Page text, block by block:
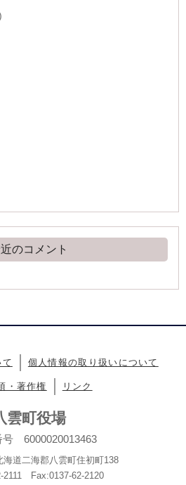
のコメント
個人情報の取り扱いについて
・著作権 リンク
雲町役場
6000020013463
道二海郡八雲町住初町138
2111 Fax:0137-62-2120